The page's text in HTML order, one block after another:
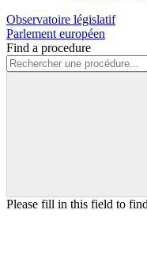
Observatoire législatif
Parlement européen
Find a procedure
Please fill in this field to